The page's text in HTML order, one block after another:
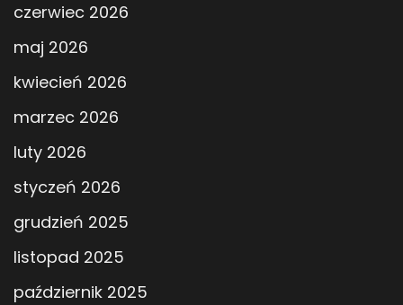
czerwiec 2026
maj 2026
kwiecień 2026
marzec 2026
luty 2026
styczeń 2026
grudzień 2025
listopad 2025
październik 2025